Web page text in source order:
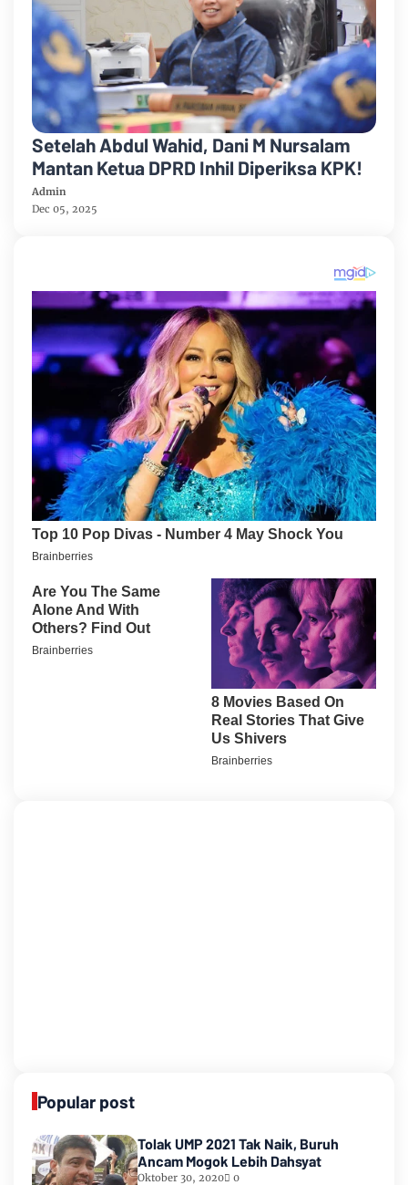
Setelah Abdul Wahid, Dani M Nursalam
Mantan Ketua DPRD Inhil Diperiksa KPK!
Admin
Dec 05, 2025
Popular post
Tolak UMP 2021 Tak Naik, Buruh
Ancam Mogok Lebih Dahsyat
Oktober 30, 2020 0